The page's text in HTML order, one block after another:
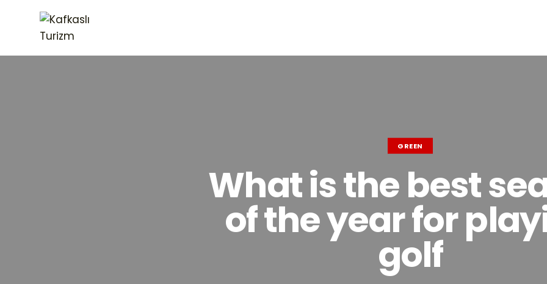
GREEN
What is the best
of the year for
golf